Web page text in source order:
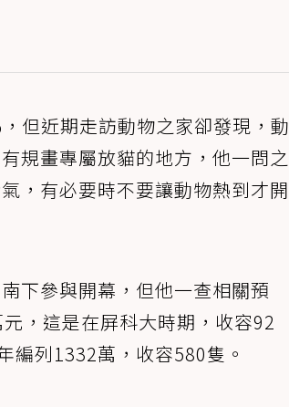
但近期走訪動物之家卻發現，動
規畫專屬放貓的地方，他一問之
，有必要時不要讓動物熱到才開
下參與開幕，但他一查相關預
，這是在屏科大時期，收容92
編列1332萬，收容580隻。